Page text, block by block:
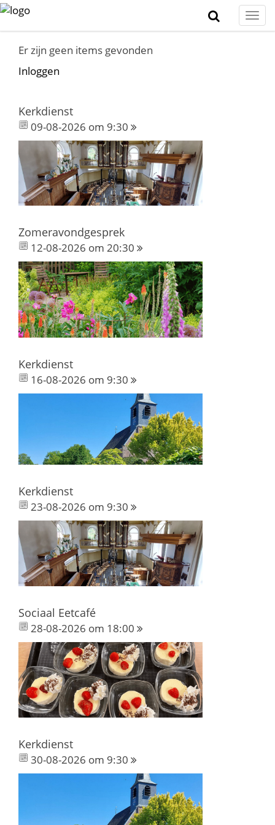
Er zijn geen items gevonden
Inloggen
Kerkdienst
09-08-2026 om 9:30
Zomeravondgesprek
12-08-2026 om 20:30
Kerkdienst
16-08-2026 om 9:30
Kerkdienst
23-08-2026 om 9:30
Sociaal Eetcafé
28-08-2026 om 18:00
Kerkdienst
30-08-2026 om 9:30